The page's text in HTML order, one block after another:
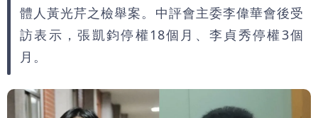
體人黃光芹之檢舉案。中評會主委李偉華會後受
訪表示，張凱鈞停權18個月、李貞秀停權3個
月。